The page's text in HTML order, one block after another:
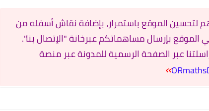
لتحسين الموقع باستمرار، بإضافة نقاش أسفله من
الموقع بإرسال مساهماتكم عبرخانة "الإتصال بنا".
عبر الصفحة الرسمية للمدونة عبر منصة
»